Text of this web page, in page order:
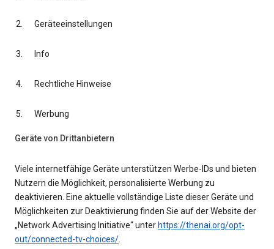
Geräteeinstellungen
Info
Rechtliche Hinweise
Werbung
Geräte von Drittanbietern
Viele internetfähige Geräte unterstützen Werbe-IDs und bieten
Nutzern die Möglichkeit, personalisierte Werbung zu
deaktivieren. Eine aktuelle vollständige Liste dieser Geräte und
Möglichkeiten zur Deaktivierung finden Sie auf der Website der
„Network Advertising Initiative“ unter https://thenai.org/opt-
out/connected-tv-choices/.